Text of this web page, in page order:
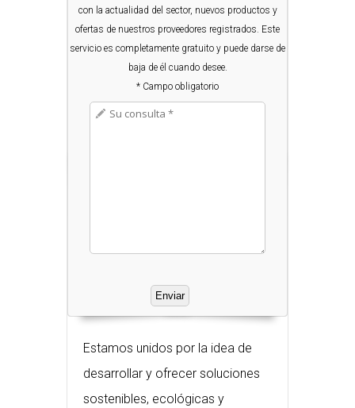
con la actualidad del sector, nuevos productos y
ofertas de nuestros proveedores registrados. Este
servicio es completamente gratuito y puede darse de
baja de él cuando desee.
* Campo obligatorio
Estamos unidos por la idea de
desarrollar y ofrecer soluciones
sostenibles, ecológicas y